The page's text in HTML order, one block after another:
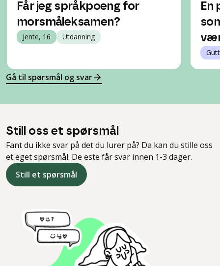
Får jeg språkpoeng for
morsmåleksamen?
Jente, 16 Utdanning
En
Gå til spørsmål og svar
Still oss et spørsmål
Fant du ikke svar på det du lurer på? Da kan du stille oss
et eget spørsmål. De fleste får svar innen 1-3 dager.
Still et spørsmål